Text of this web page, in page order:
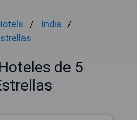
India
de 5